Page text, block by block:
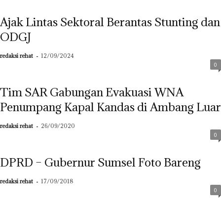
Ajak Lintas Sektoral Berantas Stunting dan
ODGJ
redaksi rehat - 12/09/2024
0
Tim SAR Gabungan Evakuasi WNA
Penumpang Kapal Kandas di Ambang Luar
redaksi rehat - 26/09/2020
0
DPRD – Gubernur Sumsel Foto Bareng
redaksi rehat - 17/09/2018
0